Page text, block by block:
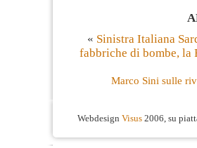
« Sinistra Italiana
fabbriche di bombe, la
Marco Sini sulle
Webdesign Visus 2006, su